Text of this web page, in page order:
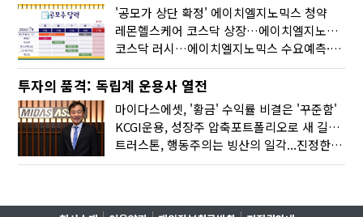
'공모가 상단 확정' 에이치엘지노믹스 청약
레몬헬스케어 코스닥 상장…에이치엘지노믹스 수요예측
코스닥 러시…에이치엘지노믹스 수요예측·레메디 청약
투자의 품격: 독립계 운용사 열전
마이다스에셋, '황금' 수익률 비결은 '꾸준함'
KCGI운용, 성장주 압축포트폴리오로 새 길을 그리다
트러스톤, 행동주의는 빙산의 일각...진정한 힘은 '주식형 강자'